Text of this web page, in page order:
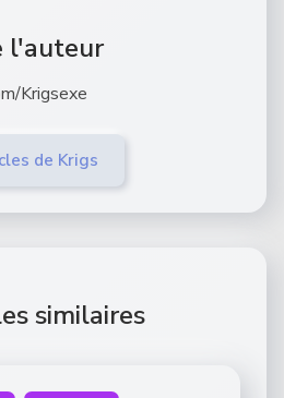
l'auteur
Krigsexe
de Krigs
similaires